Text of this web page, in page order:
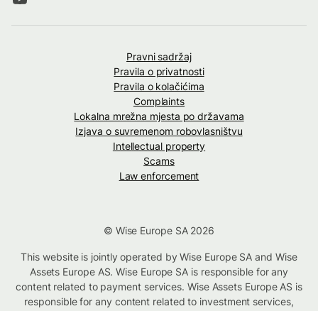
Pravni sadržaj
Pravila o privatnosti
Pravila o kolačićima
Complaints
Lokalna mrežna mjesta po državama
Izjava o suvremenom robovlasništvu
Intellectual property
Scams
Law enforcement
© Wise Europe SA 2026
This website is jointly operated by Wise Europe SA and Wise
Assets Europe AS. Wise Europe SA is responsible for any
content related to payment services. Wise Assets Europe AS is
responsible for any content related to investment services,